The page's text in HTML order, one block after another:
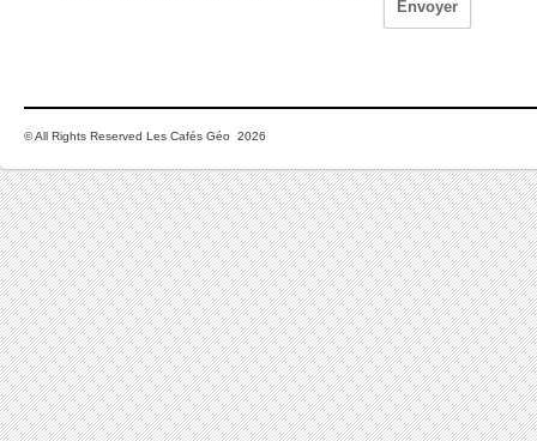
© All Rights Reserved Les Cafés Géo 2026